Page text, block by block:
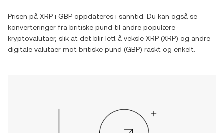
Prisen på XRP i GBP oppdateres i sanntid. Du kan også se
konverteringer fra britiske pund til andre populære
kryptovalutaer, slik at det blir lett å veksle XRP (XRP) og andre
digitale valutaer mot britiske pund (GBP) raskt og enkelt.